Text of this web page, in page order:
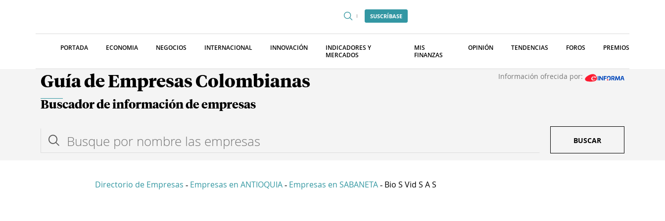
SUSCRÍBASE
PORTADA ECONOMIA NEGOCIOS INTERNACIONAL INNOVACIÓN
INDICADORES Y
MERCADOS
MIS
FINANZAS
OPINIÓN TENDENCIAS FOROS PREMIOS
Guía de Empresas Colombianas Información ofrecida por:
Buscador de información de empresas
BUSCAR
Directorio de Empresas - Empresas en ANTIOQUIA - Empresas en SABANETA - Bio S Vid S A S